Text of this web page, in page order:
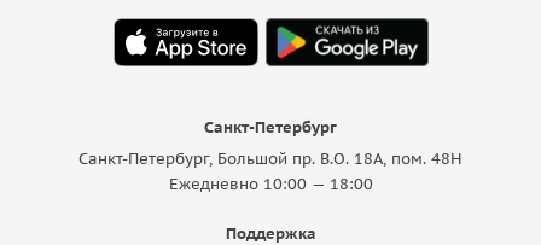
Санкт-Петербург
Санкт-Петербург, Большой пр. В.О. 18A, пом. 48Н
Ежедневно 10:00 — 18:00
Поддержка